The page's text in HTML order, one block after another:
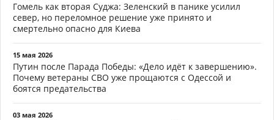
Гомель как вторая Суджа: Зеленский в панике усилил
север, но переломное решение уже принято и
смертельно опасно для Киева
15 мая 2026
Путин после Парада Победы: «Дело идёт к завершению».
Почему ветераны СВО уже прощаются с Одессой и
боятся предательства
03 мая 2026